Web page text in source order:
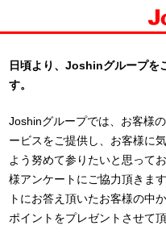
日頃より、Joshinグループを
す。
Joshinグループでは、お客様
ービスをご提供し、お客様に
よう努めて参りたいと思って
様アンケートにご協力頂きま
トにお答え頂いたお客様の中
ポイントをプレゼントさせて頂